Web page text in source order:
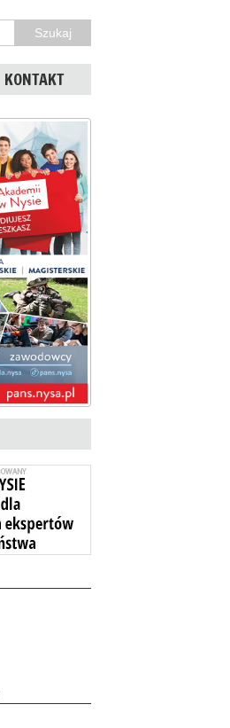
KONTAKT